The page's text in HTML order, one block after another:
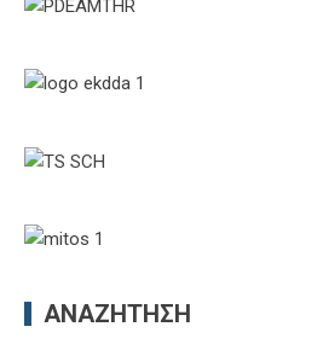
ΑΝΑΖΉΤΗΣΗ